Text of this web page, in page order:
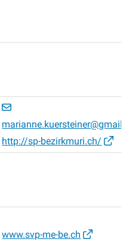
http://sp-bezirkmuri.ch/
www.svp-me-be.ch